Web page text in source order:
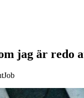
jag är redo